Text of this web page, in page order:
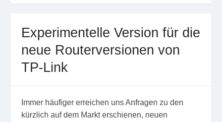
Experimentelle Version für die
neue Routerversionen von
TP-Link
Immer häufiger erreichen uns Anfragen zu den
kürzlich auf dem Markt erschienen, neuen